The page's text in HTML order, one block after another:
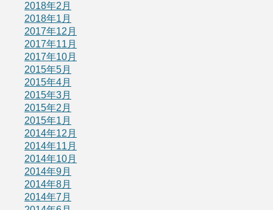
2018年2月
2018年1月
2017年12月
2017年11月
2017年10月
2015年5月
2015年4月
2015年3月
2015年2月
2015年1月
2014年12月
2014年11月
2014年10月
2014年9月
2014年8月
2014年7月